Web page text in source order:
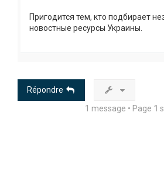
Пригодится тем, кто подбирает
новостные ресурсы Украины.
Répondre
1 message • Page 1